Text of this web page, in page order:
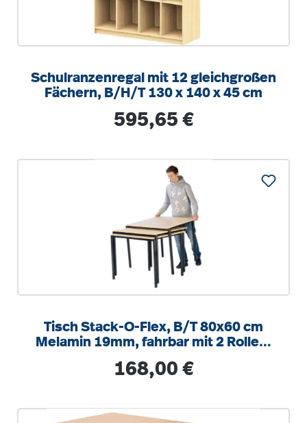
Schulranzenregal mit 12 gleichgroßen
Fächern, B/H/T 130 x 140 x 45 cm
Regulärer Preis:
595,65 €
Tisch Stack-O-Flex, B/T 80x60 cm
Melamin 19mm, fahrbar mit 2 Rollen,
Regulärer Preis:
168,00 €